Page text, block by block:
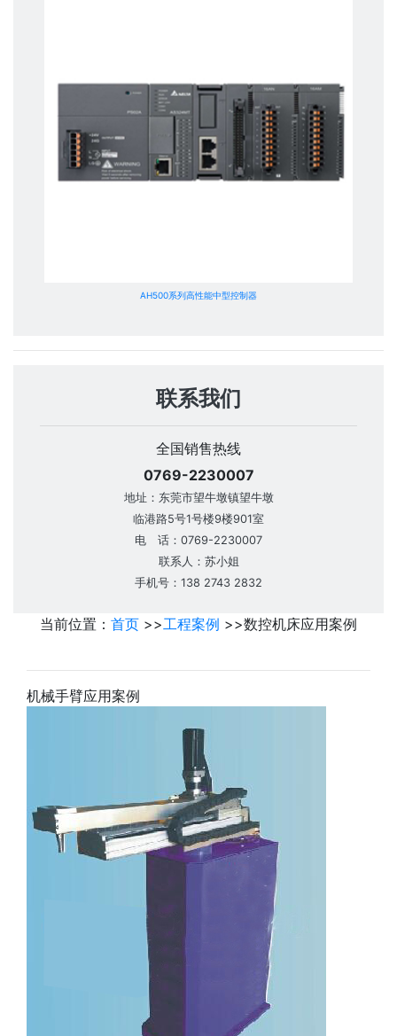
AH500系列高性能中型控制器
联系我们
全国销售热线
0769-2230007
地址：东莞市望牛墩镇望牛墩
临港路5号1号楼9楼901室
电 话：0769-2230007
联系人：苏小姐
手机号：138 2743 2832
当前位置： 首页 >>工程案例 >>数控机床应用案例
机械手臂应用案例